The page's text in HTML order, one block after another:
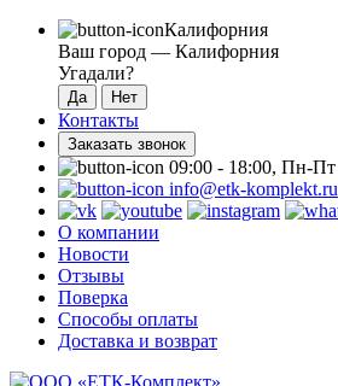
Калифорния
Ваш город — Калифорния
Угадали?
Контакты
Заказать звонок
09:00 - 18:00, Пн-Пт
info@etk-komplekt.ru
О компании
Новости
Отзывы
Поверка
Способы оплаты
Доставка и возврат